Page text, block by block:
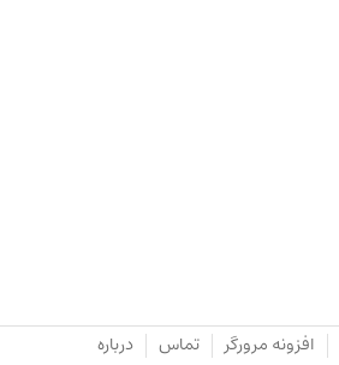
افزونه مرورگر تماس درباره